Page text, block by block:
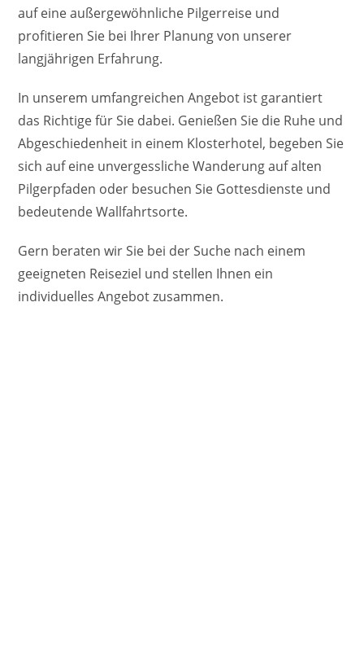
auf eine außergewöhnliche Pilgerreise und
profitieren Sie bei Ihrer Planung von unserer
langjährigen Erfahrung.
In unserem umfangreichen Angebot ist garantiert
das Richtige für Sie dabei. Genießen Sie die Ruhe und
Abgeschiedenheit in einem Klosterhotel, begeben Sie
sich auf eine unvergessliche Wanderung auf alten
Pilgerpfaden oder besuchen Sie Gottesdienste und
bedeutende Wallfahrtsorte.
Gern beraten wir Sie bei der Suche nach einem
geeigneten Reiseziel und stellen Ihnen ein
individuelles Angebot zusammen.